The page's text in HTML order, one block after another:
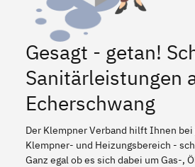
Gesagt - getan!
Sanitärleistungen
Echerschwang
Der Klempner Verband hilft Ihnen
Klempner- und Heizungsbereich -
Ganz egal ob es sich dabei um Gas-,